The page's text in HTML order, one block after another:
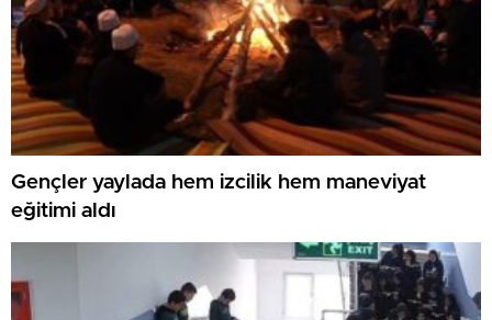
Gençler yaylada hem izcilik hem maneviyat
eğitimi aldı